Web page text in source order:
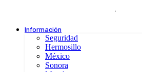
.
Información
Seguridad
Hermosillo
México
Sonora